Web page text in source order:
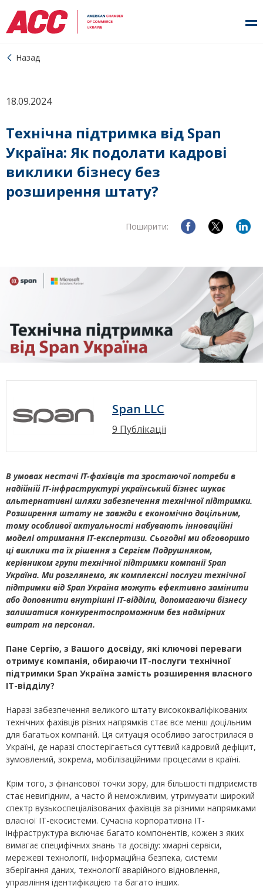
Назад
18.09.2024
Технічна підтримка від Span
Україна: Як подолати кадрові
виклики бізнесу без
розширення штату?
Поширити:
Span LLC
9 Публікації
В умовах нестачі ІТ-фахівців та зростаючої потреби в
надійній ІТ-інфраструктурі український бізнес шукає
альтернативні шляхи забезпечення технічної підтримки.
Розширення штату не завжди є економічно доцільним,
тому особливої актуальності набувають інноваційні
моделі отримання ІТ-експертизи. Сьогодні ми обговоримо
ці виклики та їх рішення з Сергієм Подрушняком,
керівником групи технічної підтримки компанії Span
Україна. Ми розглянемо, як комплексні послуги технічної
підтримки від Span Україна можуть ефективно замінити
або доповнити внутрішні ІТ-відділи, допомагаючи бізнесу
залишатися конкурентоспроможним без надмірних
витрат на персонал.
Пане Сергію, з Вашого досвіду, які ключові переваги
отримує компанія, обираючи ІТ-послуги технічної
підтримки Span Україна замість розширення власного
ІТ-відділу?
Наразі забезпечення великого штату висококваліфікованих
технічних фахівців різних напрямків стає все менш доцільним
для багатьох компаній. Ця ситуація особливо загострилася в
Україні, де наразі спостерігається суттєвий кадровий дефіцит,
зумовлений, зокрема, мобілізаційними процесами в країні.
Крім того, з фінансової точки зору, для більшості підприємств
стає невигідним, а часто й неможливим, утримувати широкий
спектр вузькоспеціалізованих фахівців за різними напрямками
власної ІТ-екосистеми. Сучасна корпоративна ІТ-
інфраструктура включає багато компонентів, кожен з яких
вимагає специфічних знань та досвіду: хмарні сервіси,
мережеві технології, інформаційна безпека, системи
зберігання даних, технології аварійного відновлення,
управління ідентифікацією та багато інших.